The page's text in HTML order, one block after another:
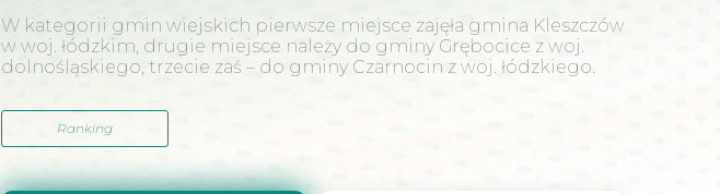
W kategorii gmin wiejskich pierwsze miejsce zajęła gmina Kleszczów
w woj. łódzkim, drugie miejsce należy do gminy Grębocice z woj.
dolnośląskiego, trzecie zaś – do gminy Czarnocin z woj. łódzkiego.
Ranking